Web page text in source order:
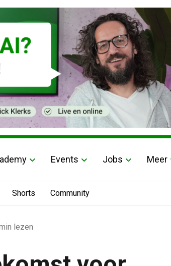
Events Jobs Meer
Shorts Community
lezen